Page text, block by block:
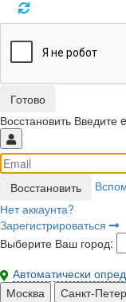
Восстановить Введите
Нет аккаунта?
Зарегистрироваться
Выберите Ваш город:
Автоматически
Москва
Санкт-